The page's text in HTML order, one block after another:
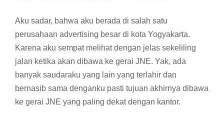
Aku sadar, bahwa aku berada di salah satu
perusahaan advertising besar di kota Yogyakarta.
Karena aku sempat melihat dengan jelas sekeliling
jalan ketika akan dibawa ke gerai JNE. Yak, ada
banyak saudaraku yang lain yang terlahir dan
bernasib sama denganku pasti tujuan akhirnya dibawa
ke gerai JNE yang paling dekat dengan kantor.